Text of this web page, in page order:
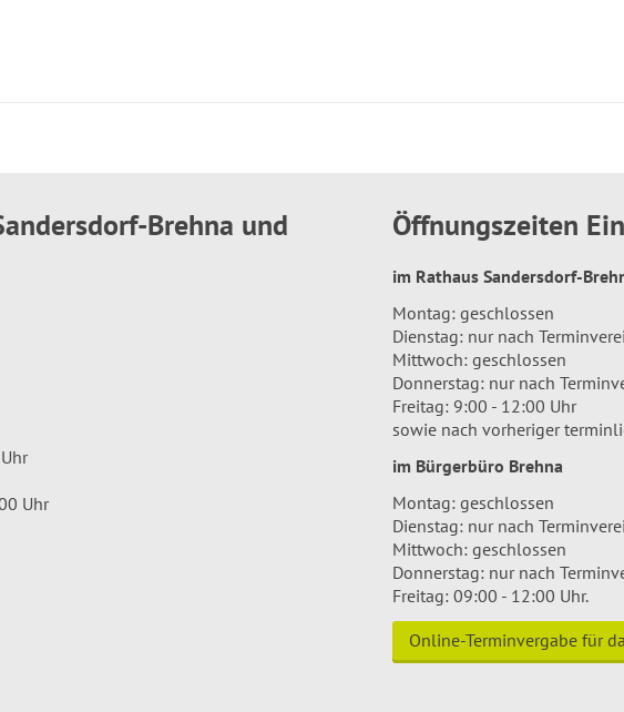
Brehna und
Uhr
Öffnungszeiten
im Rathaus Sandersdorf-
Montag: geschlossen
Dienstag: nur nach
Mittwoch: geschlossen
Donnerstag: nur nach
Freitag: 9:00 - 12:00 Uhr
sowie nach vorheriger
im Bürgerbüro Brehna
Montag: geschlossen
Dienstag: nur nach
Mittwoch: geschlossen
Donnerstag: nur nach
Freitag: 09:00 - 12:00 Uhr.
Online-Terminvergabe für